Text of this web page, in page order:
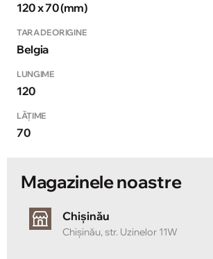
120 x 70 (mm)
TARA DE ORIGINE
Belgia
LUNGIME
120
LĂŢIME
70
Magazinele noastre
Chișinău
Chișinău, str. Uzinelor 11W